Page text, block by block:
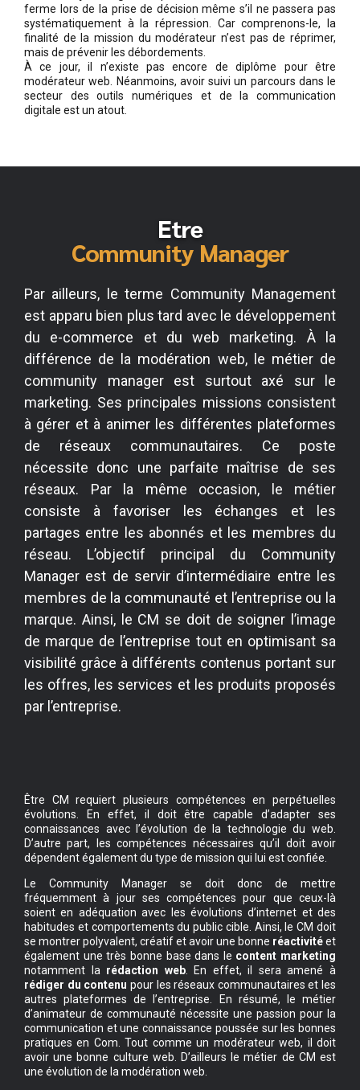
ferme lors de la prise de décision même s’il ne passera pas
systématiquement à la répression. Car comprenons-le, la
finalité de la mission du modérateur n’est pas de réprimer,
mais de prévenir les débordements.
À ce jour, il n’existe pas encore de diplôme pour être
modérateur web. Néanmoins, avoir suivi un parcours dans le
secteur des outils numériques et de la communication
digitale est un atout.
Etre
Community Manager
Par ailleurs, le terme Community Management
est apparu bien plus tard avec le développement
du e-commerce et du web marketing. À la
différence de la modération web, le métier de
community manager est surtout axé sur le
marketing. Ses principales missions consistent
à gérer et à animer les différentes plateformes
de réseaux communautaires. Ce poste
nécessite donc une parfaite maîtrise de ses
réseaux. Par la même occasion, le métier
consiste à favoriser les échanges et les
partages entre les abonnés et les membres du
réseau. L’objectif principal du Community
Manager est de servir d’intermédiaire entre les
membres de la communauté et l’entreprise ou la
marque. Ainsi, le CM se doit de soigner l’image
de marque de l’entreprise tout en optimisant sa
visibilité grâce à différents contenus portant sur
les offres, les services et les produits proposés
par l’entreprise.
Être CM requiert plusieurs compétences en perpétuelles
évolutions. En effet, il doit être capable d’adapter ses
connaissances avec l’évolution de la technologie du web.
D’autre part, les compétences nécessaires qu’il doit avoir
dépendent également du type de mission qui lui est confiée.
Le Community Manager se doit donc de mettre
fréquemment à jour ses compétences pour que ceux-là
soient en adéquation avec les évolutions d’internet et des
habitudes et comportements du public cible. Ainsi, le CM doit
se montrer polyvalent, créatif et avoir une bonne réactivitéet
également une très bonne base dans le content marketing
notamment la rédaction web. En effet, il sera amené à
rédiger du contenu pour les réseaux communautaires et les
autres plateformes de l’entreprise. En résumé, le métier
d’animateur de communauté nécessite une passion pour la
communication et une connaissance poussée sur les bonnes
pratiques en Com. Tout comme un modérateur web, il doit
avoir une bonne culture web. D’ailleurs le métier de CM est
une évolution de la modération web.